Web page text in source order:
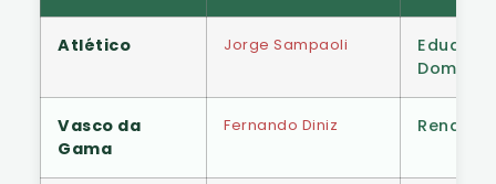
Atlético Jorge Sampaoli
Eduardo
Vasco da
Gama
Fernando Diniz Renato